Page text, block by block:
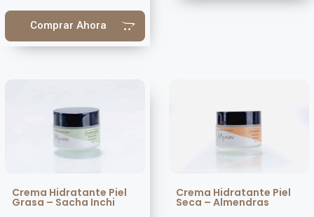
Comprar Ahora
Crema Hidratante Piel
Grasa – Sacha Inchi
Crema Hidratante Piel
Seca – Almendras